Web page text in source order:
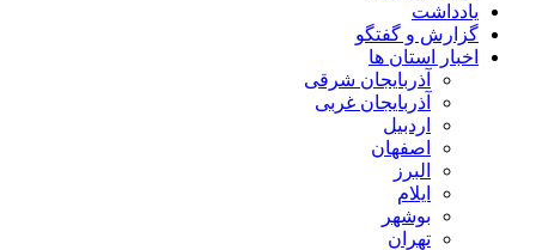
یادداشت
گزارش و گفتگو
اخبار استان ها
آذربایجان شرقی
آذربایجان غربی
اردبیل
اصفهان
البرز
ایلام
بوشهر
تهران